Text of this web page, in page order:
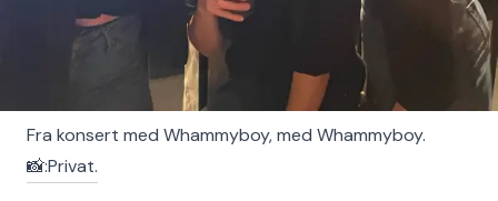
Fra konsert med Whammyboy, med Whammyboy.
📸:Privat.